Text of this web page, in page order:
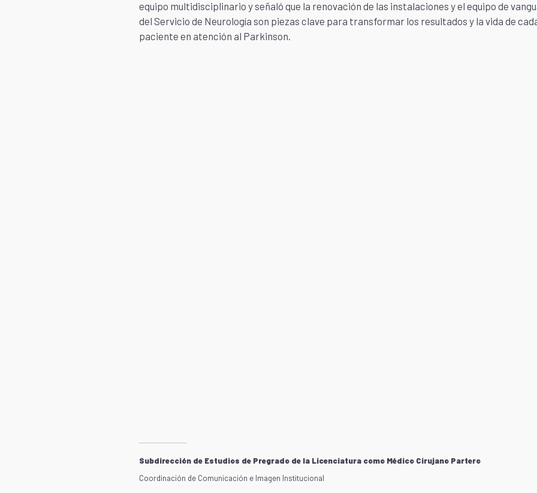
equipo multidisciplinario y señaló que la renovación de las instalaciones y el equipo de
del Servicio de Neurología son piezas clave para transformar los resultados y la vida de
paciente en atención al Parkinson.
Subdirección de Estudios de Pregrado de la Licenciatura como Médico Cirujano Partero
Coordinación de Comunicación e Imagen Institucional